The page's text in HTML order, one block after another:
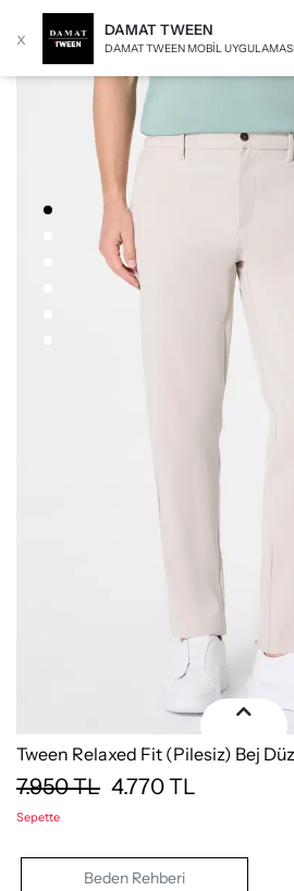
x DAMAT TWEEN
DAMAT TWEEN MOBIL
Tween Relaxed Fit (Pilesiz) Bej
7.950TL 4.770TL
Sepette
Beden Rehberi